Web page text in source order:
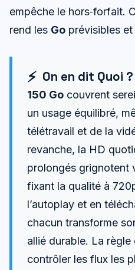
empêche le hors‑forfait.
rend les Go prévisibles et
On en dit Quoi ?
150 Go couvrent
un usage équilibré,
télétravail et de la
revanche, la HD
prolongés grignotent
fixant la qualité à
l’autoplay et en
chacun transforme
allié durable. La règle
contrôler les flux les